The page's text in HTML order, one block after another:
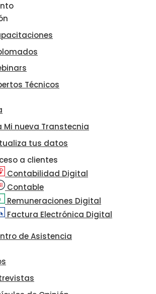
Técnicos
Mi nueva Transtecnia
tus datos
a clientes
Contabilidad Digital
Contable
Remuneraciones Digital
Factura Electrónica Digital
de Asistencia